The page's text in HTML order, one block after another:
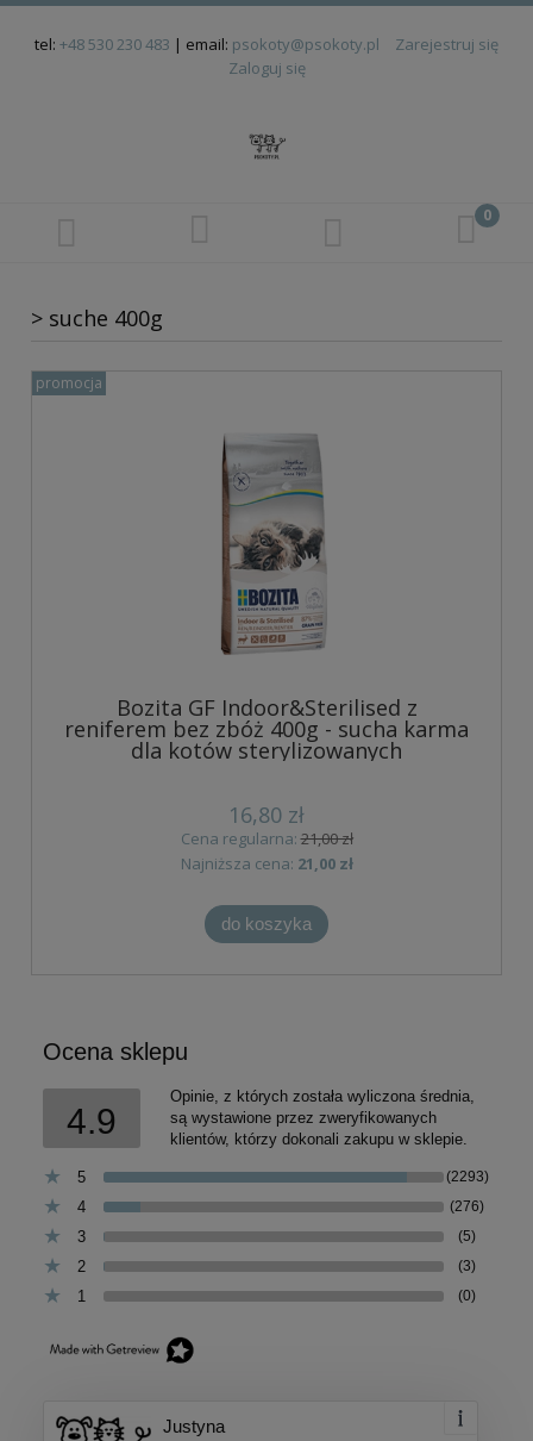
tel: +48 530 230 483 | email: psokoty@psokoty.pl
Zarejestruj się
Zaloguj się
> suche 400g
Bozita GF Indoor&Sterilised z
reniferem bez zbóż 400g - sucha karma
dla kotów sterylizowanych
16,80 zł
Cena regularna:21,00 zł
Najniższa cena: 21,00 zł
do koszyka
promocja
Ocena sklepu
4.9
Opinie, z których została wyliczona średnia,
są wystawione przez zweryfikowanych
klientów, którzy dokonali zakupu w sklepie.
5 (2293)
4 (276)
3 (5)
2 (3)
1 (0)
Justyna